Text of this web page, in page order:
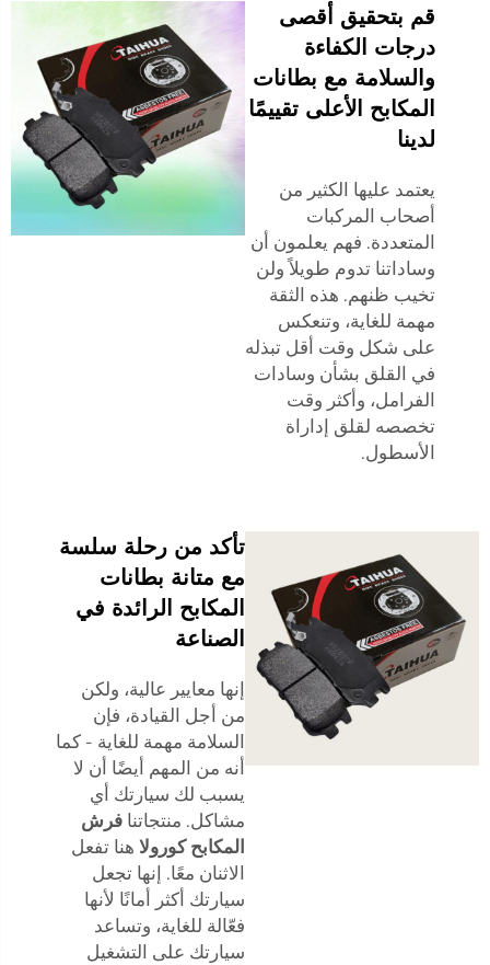
قم بتحقيق أقصى
درجات الكفاءة
والسلامة مع بطانات
المكابح الأعلى تقييمًا
لدينا
يعتمد عليها الكثير من
أصحاب المركبات
المتعددة. فهم يعلمون أن
وساداتنا تدوم طويلاً ولن
تخيب ظنهم. هذه الثقة
مهمة للغاية، وتنعكس
على شكل وقت أقل تبذله
في القلق بشأن وسادات
الفرامل، وأكثر وقت
تخصصه لقلق إداراة
الأسطول.
تأكد من رحلة سلسة
مع متانة بطانات
المكابح الرائدة في
الصناعة
إنها معايير عالية، ولكن
من أجل القيادة، فإن
السلامة مهمة للغاية - كما
أنه من المهم أيضًا أن لا
يسبب لك سيارتك أي
مشاكل. منتجاتنا فرش
المكابح كورولا هنا تفعل
الاثنان معًا. إنها تجعل
سيارتك أكثر أمانًا لأنها
فعّالة للغاية، وتساعد
سيارتك على التشغيل